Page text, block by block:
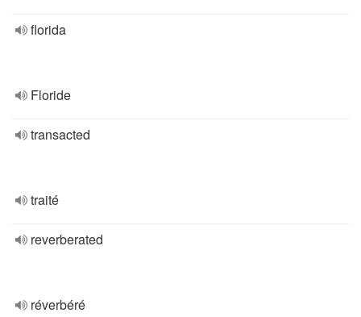
florida
Floride
transacted
traité
reverberated
réverbéré